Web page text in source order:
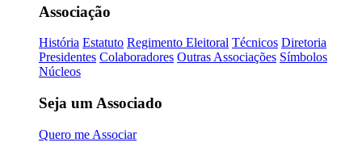
Associação
História Estatuto Regimento Eleitoral Técnicos Diretoria
Presidentes Colaboradores Outras Associações Símbolos
Núcleos
Seja um Associado
Quero me Associar